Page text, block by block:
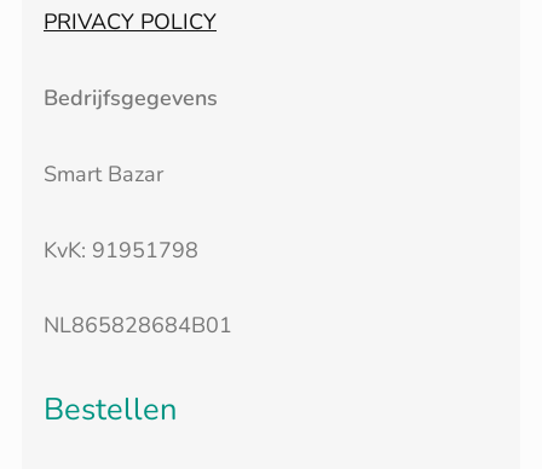
PRIVACY POLICY
Bedrijfsgegevens
Smart Bazar
KvK: 91951798
NL865828684B01
Bestellen